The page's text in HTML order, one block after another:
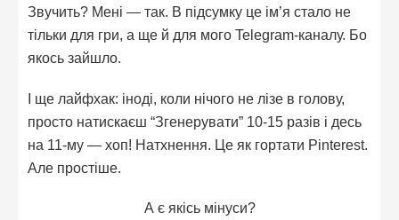
Звучить? Мені — так. В підсумку це ім’я стало не
тільки для гри, а ще й для мого Telegram-каналу. Бо
якось зайшло.
І ще лайфхак: іноді, коли нічого не лізе в голову,
просто натискаєш “Згенерувати” 10-15 разів і десь
на 11-му — хоп! Натхнення. Це як гортати Pinterest.
Але простіше.
А є якісь мінуси?